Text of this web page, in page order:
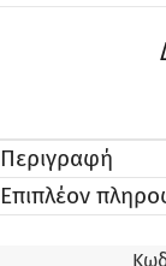
Περιγραφή
Επιπλέον